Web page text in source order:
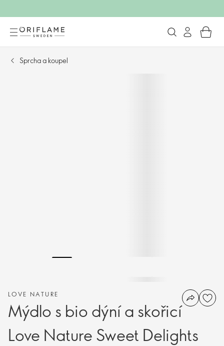
Sprcha a koupel
LOVE NATURE
Mýdlo s bio dýní a skořicí
Love Nature Sweet Delights